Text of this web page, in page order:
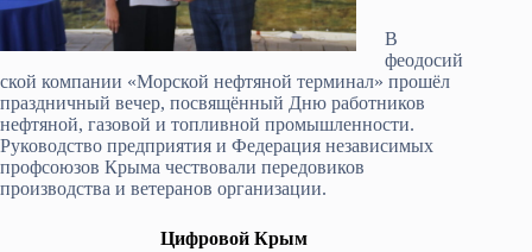
В
феодосий
ской компании «Морской нефтяной терминал» прошёл
праздничный вечер, посвящённый Дню работников
нефтяной, газовой и топливной промышленности.
Руководство предприятия и Федерация независимых
профсоюзов Крыма чествовали передовиков
производства и ветеранов организации.
Цифровой Крым